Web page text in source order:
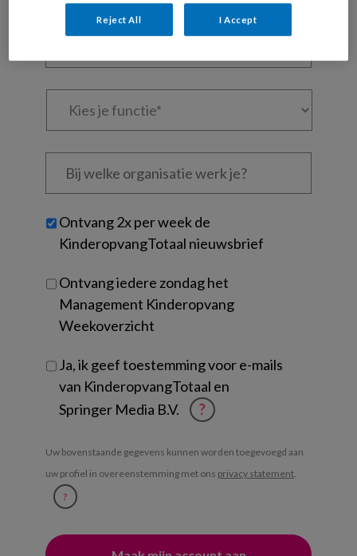
mailadres?
wachtwoord* *
Kies
Bij
welke
je?
Untitled
Ontvang 2x per week de
KinderopvangTotaal nieuwsbrief
Ontvang iedere zondag het
Management Kinderopvang
Weekoverzicht
Ja, ik geef toestemming voor e-mails
van KinderopvangTotaal en
Springer Media B.V.
?
Uw bovenstaande gegevens kunnen worden toegevoegd aan
uw profiel in overeenstemming met ons privacy statement.
?
Reject All I Accept